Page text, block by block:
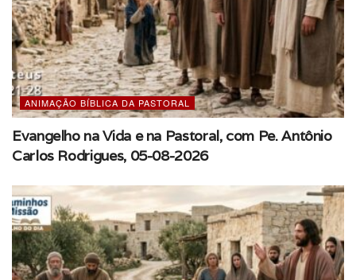
ANIMAÇÃO BÍBLICA DA PASTORAL
Evangelho na Vida e na Pastoral, com Pe. Antônio
Carlos Rodrigues, 05-08-2026